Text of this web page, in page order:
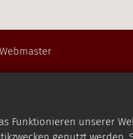
Funktionieren unserer
Webmaster